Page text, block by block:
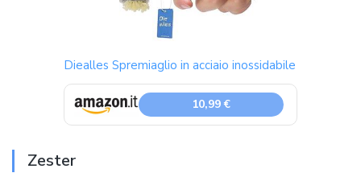
Diealles Spremiaglio in acciaio inossidabile
10,99 €
Zester